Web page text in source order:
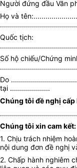
Người đứng đầu Văn
Họ và
Quốc tịch:
Số hộ chiếu/Chứng
Do
tại ....................
Chúng tôi đề nghị
Chúng tôi xin cam kết:
1. Chịu trách nhiệm
nội dung đơn đề nghị
2. Chấp hành nghiêm